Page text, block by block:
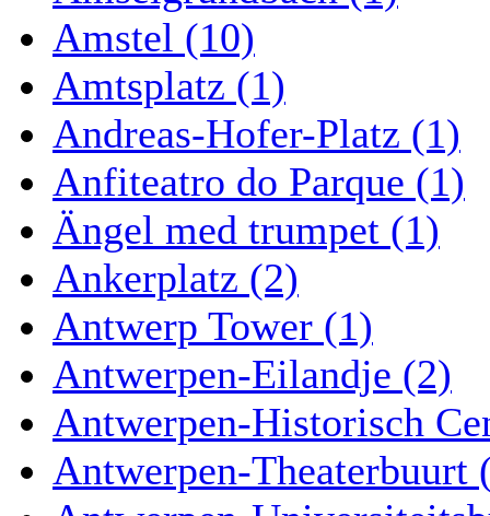
Amstel (10)
Amtsplatz (1)
Andreas-Hofer-Platz (1)
Anfiteatro do Parque (1)
Ängel med trumpet (1)
Ankerplatz (2)
Antwerp Tower (1)
Antwerpen-Eilandje (2)
Antwerpen-Historisch
Antwerpen-Theaterbuurt